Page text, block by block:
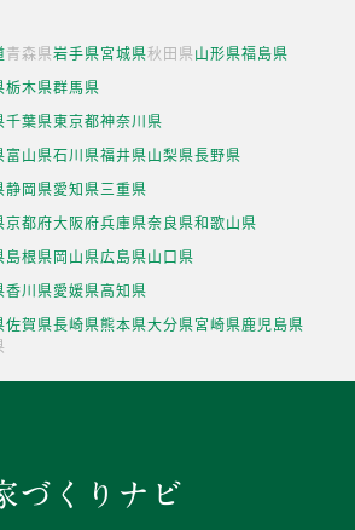
青森県岩手県宮城県秋田県山形県福島県
栃木県群馬県
千葉県東京都神奈川県
富山県石川県福井県山梨県長野県
静岡県愛知県三重県
京都府大阪府兵庫県奈良県和歌山県
島根県岡山県広島県山口県
香川県愛媛県高知県
佐賀県長崎県熊本県大分県宮崎県鹿児島県
づくりナビ